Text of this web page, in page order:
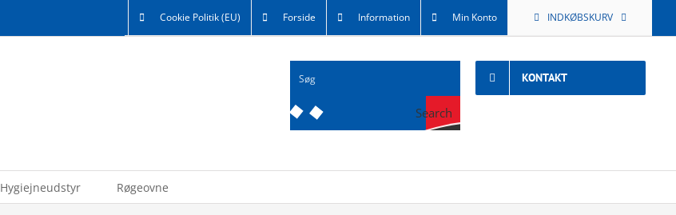
Cookie Politik (EU) Forside Information Min Konto INDKØBSKURV
Search
KONTAKT
Hygiejneudstyr Røgeovne